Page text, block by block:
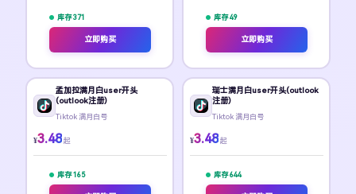
库存 371
立即购买
库存 49
立即购买
孟加拉满月白user开头
(outlook注册)
Tiktok 满月白号
¥3.48 起
库存 165
瑞士满月白user开头(outlook
注册)
Tiktok 满月白号
¥3.48 起
库存 644